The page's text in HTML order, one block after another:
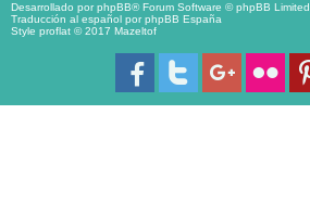
Desarrollado porphpBB® Forum Software © phpBB Limited
Traducción al español porphpBB España
Style proflat © 2017 Mazeltof